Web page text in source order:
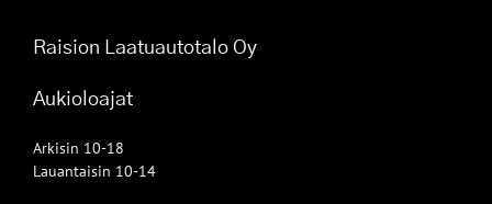
Raision Laatuautotalo Oy
Aukioloajat
Arkisin 10-18
Lauantaisin 10-14